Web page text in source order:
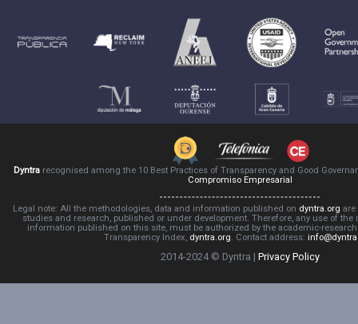
Dyntra recognised among the 10 Best Practices of Transparency and Good
Compromiso Empresarial
Legal note: All the methodologies, data and information published on dyntra.org are
studies and research, published or under development. Therefore, any use of the
information published on this site, must be authorized by the academic-
Transparency Index, dyntra.org. Contact address:
2014-2024 © Dyntra | Privacy Policy